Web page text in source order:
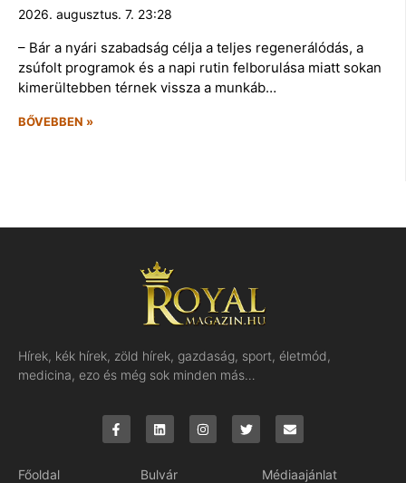
2026. augusztus. 7. 23:28
– Bár a nyári szabadság célja a teljes regenerálódás, a
zsúfolt programok és a napi rutin felborulása miatt sokan
kimerültebben térnek vissza a munkáb…
BŐVEBBEN »
Hírek, kék hírek, zöld hírek, gazdaság, sport, életmód,
medicina, ezo és még sok minden más…
Főoldal Bulvár Médiaajánlat